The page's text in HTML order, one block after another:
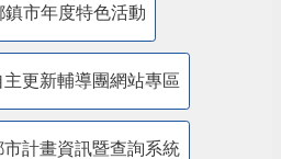
鎮市年度特色活動
更新輔導團網站專區
市計畫資訊暨查詢系統